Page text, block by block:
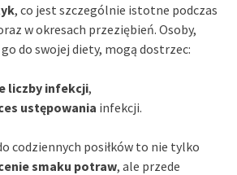
, co jest szczególnie istotne podczas
w okresach przeziębień. Osoby,
do swojej diety, mogą dostrzec:
liczby infekcji,
ustępowania infekcji.
codziennych posiłków to nie tylko
smaku potraw, ale przede